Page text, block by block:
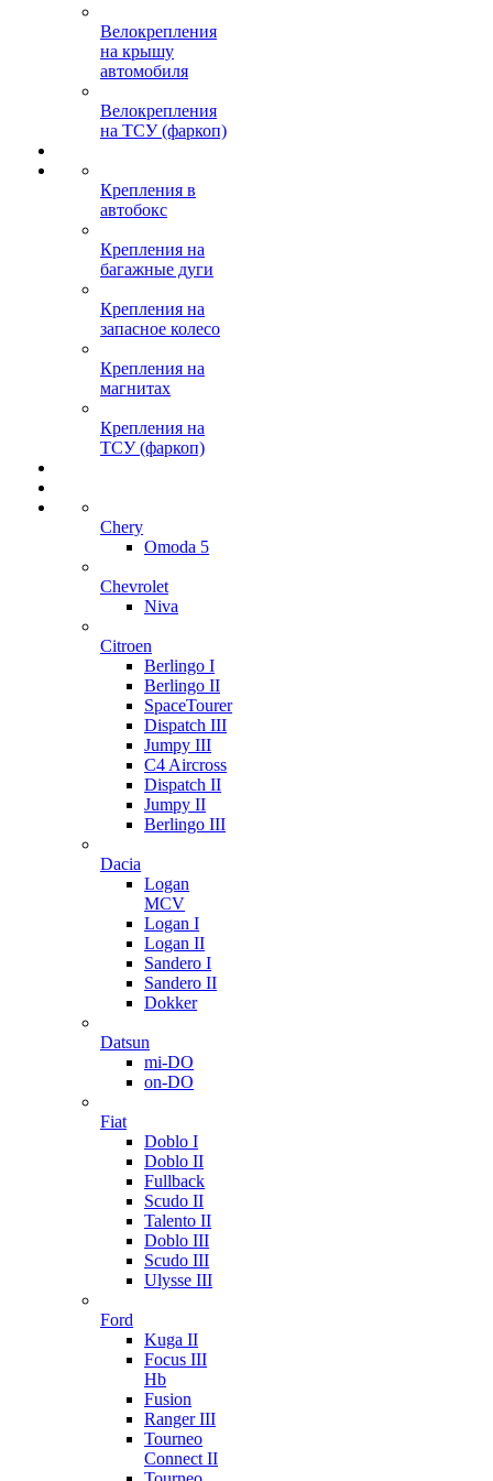
Велокрепления
на крышу
автомобиля
Велокрепления
на ТСУ (фаркоп)
Крепления в
автобокс
Крепления на
багажные дуги
Крепления на
запасное колесо
Крепления на
магнитах
Крепления на
ТСУ (фаркоп)
Chery
Omoda 5
Chevrolet
Niva
Citroen
Berlingo I
Berlingo II
SpaceTourer
Dispatch III
Jumpy III
C4 Aircross
Dispatch II
Jumpy II
Berlingo III
Dacia
Logan
MCV
Logan I
Logan II
Sandero I
Sandero II
Dokker
Datsun
mi-DO
on-DO
Fiat
Doblo I
Doblo II
Fullback
Scudo II
Talento II
Doblo III
Scudo III
Ulysse III
Ford
Kuga II
Focus III
Hb
Fusion
Ranger III
Tourneo
Connect II